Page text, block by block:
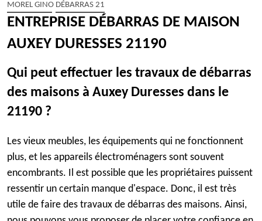
MOREL GINO DÉBARRAS 21
ENTREPRISE DÉBARRAS DE MAISON
AUXEY DURESSES 21190
Qui peut effectuer les travaux de débarras
des maisons à Auxey Duresses dans le
21190 ?
Les vieux meubles, les équipements qui ne fonctionnent
plus, et les appareils électroménagers sont souvent
encombrants. Il est possible que les propriétaires puissent
ressentir un certain manque d'espace. Donc, il est très
utile de faire des travaux de débarras des maisons. Ainsi,